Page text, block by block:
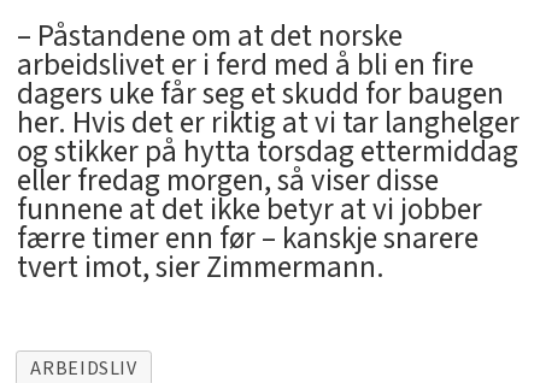
– Påstandene om at det norske
arbeidslivet er i ferd med å bli en fire
dagers uke får seg et skudd for baugen
her. Hvis det er riktig at vi tar langhelger
og stikker på hytta torsdag ettermiddag
eller fredag morgen, så viser disse
funnene at det ikke betyr at vi jobber
færre timer enn før – kanskje snarere
tvert imot, sier Zimmermann.
ARBEIDSLIV